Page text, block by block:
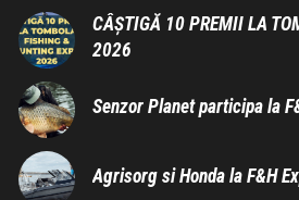
CÂȘTIGĂ 10 PREMII LA
2026
Senzor Planet participa la
Agrisorg si Honda la F&H